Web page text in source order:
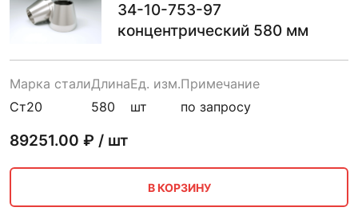
34-10-753-97
концентрический 580 мм
Марка стали
Ст20
Длина
580
Ед. изм.
шт
Примечание
по запросу
89251.00 ₽ / шт
В КОРЗИНУ